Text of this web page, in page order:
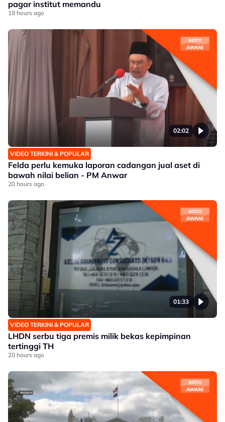
pagar institut memandu
19 hours ago
02:02
VIDEO TERKINI & POPULAR
Felda perlu kemuka laporan cadangan jual aset di
bawah nilai belian - PM Anwar
20 hours ago
01:33
VIDEO TERKINI & POPULAR
LHDN serbu tiga premis milik bekas kepimpinan
tertinggi TH
20 hours ago